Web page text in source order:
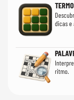
TERMO
dicas e
ritmo.